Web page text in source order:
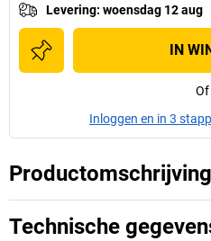
Levering: woensdag 12 aug
IN
Of
Inloggen en in 3
Productomschrijving
Technische